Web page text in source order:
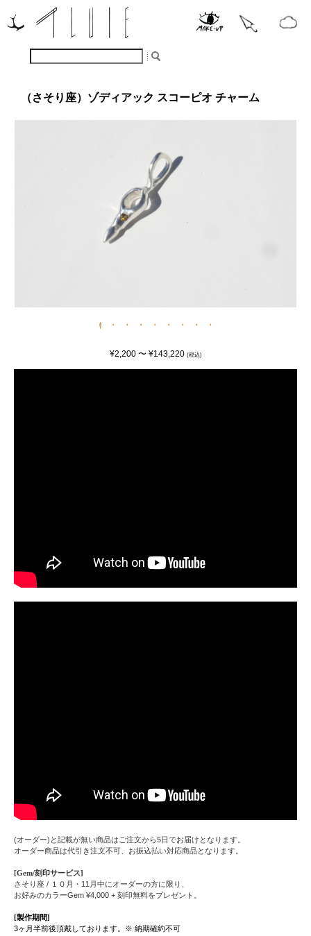
（さそり座）ゾディアック スコーピオ チャーム
¥2,200 〜 ¥143,220 (税込)
(オーダー)と記載が無い商品はご注文から5日でお届けとなります。
オーダー商品は代引き注文不可、お振込払い対応商品となります。
[Gem/刻印サービス]
さそり座 / １０月・11月中にオーダーの方に限り、
お好みのカラーGem ¥4,000 + 刻印無料をプレゼント。
[製作期間]
3ヶ月半前後頂戴しております。※ 納期確約不可